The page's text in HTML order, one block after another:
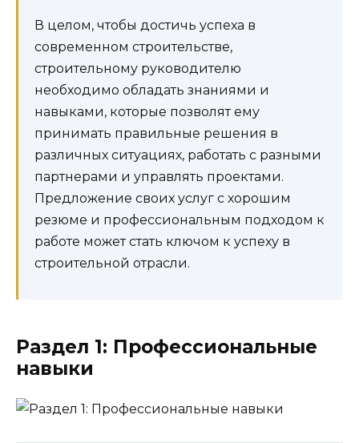
В целом, чтобы достичь успеха в
современном строительстве,
строительному руководителю
необходимо обладать знаниями и
навыками, которые позволят ему
принимать правильные решения в
различных ситуациях, работать с разными
партнерами и управлять проектами.
Предложение своих услуг с хорошим
резюме и профессиональным подходом к
работе может стать ключом к успеху в
строительной отрасли.
Раздел 1: Профессиональные
навыки